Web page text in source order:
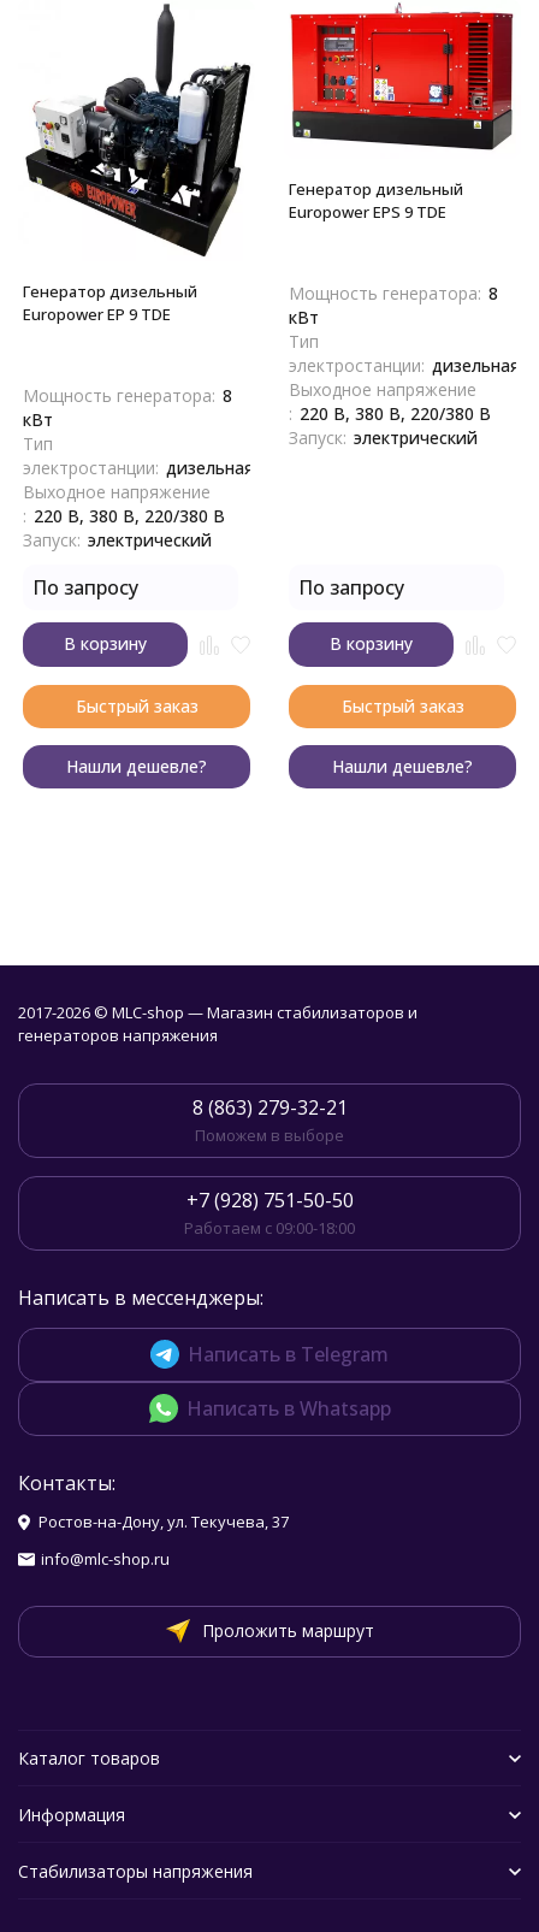
Генератор дизельный
Europower EP 9 TDE
Мощность генератора: 8
кВт
Тип
электростанции: дизельная
Выходное напряжение
: 220 В, 380 В, 220/380 В
Запуск: электрический
По запросу
В корзину
Быстрый заказ
Нашли дешевле?
Генератор дизельный
Europower EPS 9 TDE
Мощность генератора: 8
кВт
Тип
электростанции: дизельная
Выходное напряжение
: 220 В, 380 В, 220/380 В
Запуск: электрический
По запросу
В корзину
Быстрый заказ
Нашли дешевле?
2017-2026 © MLC-shop — Магазин стабилизаторов и
генераторов напряжения
8 (863) 279-32-21
Поможем в выборе
+7 (928) 751-50-50
Работаем с 09:00-18:00
Написать в мессенджеры:
Написать в Telegram
Написать в Whatsapp
Контакты:
Ростов-на-Дону, ул. Текучева, 37
info@mlc-shop.ru
Проложить маршрут
Каталог товаров
Информация
Стабилизаторы напряжения